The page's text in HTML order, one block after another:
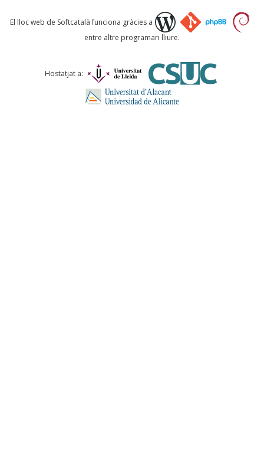
Què proposeu?
Comentari *
El lloc web de Softcatalà funciona gràcies a
entre altre programari lliure.
Hostatjat a: